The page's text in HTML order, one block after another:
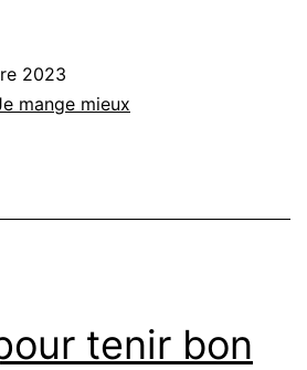
corporel
2023
mange mieux
tenir bon